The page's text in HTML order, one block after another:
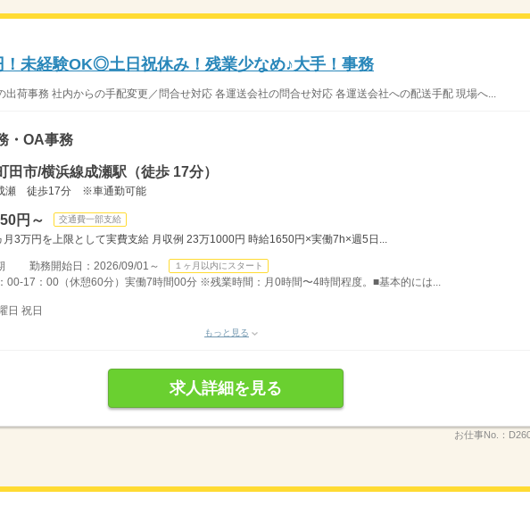
！未経験OK◎土日祝休み！残業少なめ♪大手！事務
荷事務 社内からの手配変更／問合せ対応 各運送会社の問合せ対応 各運送会社への配送手配 現場へ...
・OA事務
田市/横浜線成瀬駅（徒歩 17分）
瀬 徒歩17分 ※車通勤可能
円～ 交通費一部支給
月3万円を上限として実費支給 月収例 23万1000円 時給1650円×実働7h×週5日...
勤務開始日：2026/09/01～ １ヶ月以内にスタート
00-17：00（休憩60分）実働7時間00分 ※残業時間：月0時間〜4時間程度。■基本的には...
日 祝日
もっと見る
求人詳細を見る
お仕事No.：